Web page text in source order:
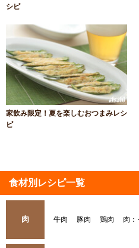
シピ
家飲み限定！夏を楽しむおつまみレシ
ピ
食材別レシピ一覧
肉 牛肉 豚肉 鶏肉 肉：